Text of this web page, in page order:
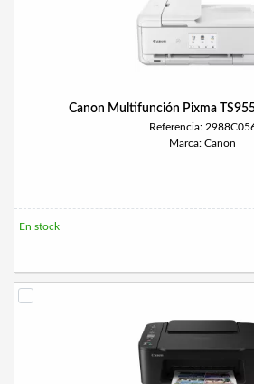
Canon Multifunción Pixma
Referencia:
Marca: Canon
En stock